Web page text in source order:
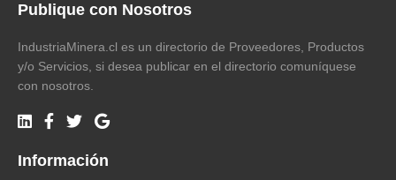
Publique con Nosotros
IndustriaMinera.cl es un directorio de Proveedores, Productos
y/o Servicios, si desea publicar en el directorio comuníquese
con nosotros.
Información